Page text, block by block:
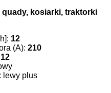
quady, kosiarki, traktorki
12
(A): 210
12
lewy plus